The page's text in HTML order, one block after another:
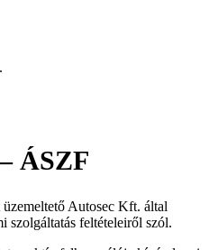
ÁSZF
Autosec Kft. által
szolgáltatás feltételeiről szól.